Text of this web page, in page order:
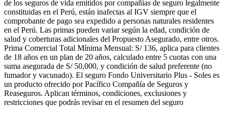
de los seguros de vida emitidos por compañías de seguro legalmente
constituidas en el Perú, están inafectas al IGV siempre que el
comprobante de pago sea expedido a personas naturales residentes
en el Perú. Las primas pueden variar según la edad, condición de
salud y coberturas adicionales del Propuesto Asegurado, entre otros.
Prima Comercial Total Mínima Mensual: S/ 136, aplica para clientes
de 18 años en un plan de 20 años, calculado entre 5 cuotas con una
suma asegurada de S/ 50,000, y condición de salud preferente (no
fumador y vacunado). El seguro Fondo Universitario Plus - Soles es
un producto ofrecido por Pacífico Compañía de Seguros y
Reaseguros. Aplican términos, condiciones, exclusiones y
restricciones que podrás revisar en el resumen del seguro